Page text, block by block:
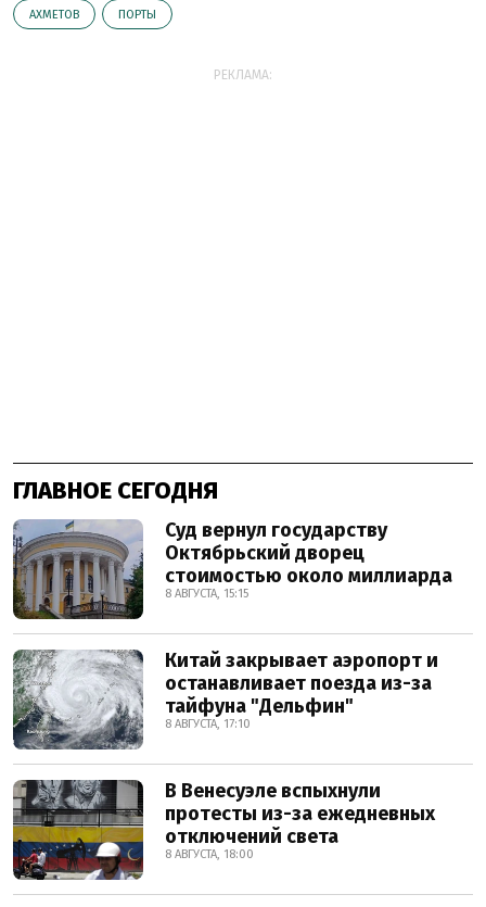
АХМЕТОВ ПОРТЫ
РЕКЛАМА:
ГЛАВНОЕ СЕГОДНЯ
Суд вернул государству
Октябрьский дворец
стоимостью около миллиарда
8 АВГУСТА, 15:15
Китай закрывает аэропорт и
останавливает поезда из-за
тайфуна "Дельфин"
8 АВГУСТА, 17:10
В Венесуэле вспыхнули
протесты из-за ежедневных
отключений света
8 АВГУСТА, 18:00